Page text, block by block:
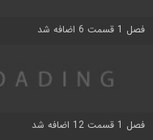
فصل 1 قسمت 6 اضافه شد
فصل 1 قسمت 12 اضافه شد